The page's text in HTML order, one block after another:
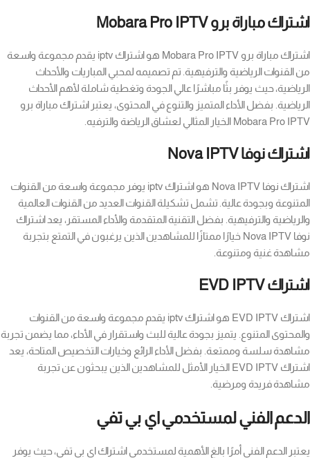
اشتراك مباراة برو Mobara Pro IPTV
اشتراك مباراة برو Mobara Pro IPTV هو اشتراك iptv يقدم مجموعة واسعة
من القنوات الرياضية والترفيهية. تم تصميمه لمحبي المباريات والأحداث
الرياضية، حيث يوفر بثًا مباشرًا عالي الجودة وتغطية شاملة لأهم الأحداث
الرياضية. بفضل الأداء المتميز والتنوع في المحتوى، يعتبر اشتراك مباراة برو
Mobara Pro IPTV الخيار المثالي لعشاق الرياضة والترفيه.
اشتراك نوفا Nova IPTV
اشتراك نوفا Nova IPTV هو اشتراك iptv يوفر مجموعة واسعة من القنوات
المتنوعة وبجودة عالية. تشمل تشكيلة القنوات العديد من القنوات العالمية
والرياضية والترفيهية. بفضل التقنية المتقدمة والأداء المستقر، يعد اشتراك
نوفا Nova IPTV خيارًا ممتازًا للمشاهدين الذين يرغبون في التمتع بتجربة
مشاهدة غنية ومتنوعة.
اشتراك EVD IPTV
اشتراك EVD IPTV هو اشتراك iptv يقدم مجموعة واسعة من القنوات
والمحتوى المتنوع. يتميز بجودة عالية للبث واستقرار في الأداء، مما يضمن تجربة
مشاهدة سلسة وممتعة. بفضل الأداء الرائع وخيارات التخصيص المتاحة، يعد
اشتراك EVD IPTV الخيار الأمثل للمشاهدين الذين يبحثون عن تجربة
مشاهدة فريدة ومرضية.
الدعم الفني لمستخدمي اي بي تفي
يعتبر الدعم الفني أمرًا بالغ الأهمية لمستخدمي اشتراك اي بي تفي، حيث يوفر